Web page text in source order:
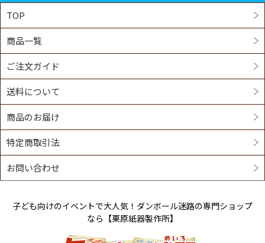
は，その全部または一部を開示しないこともあり，開
します。なお，個人情報の開示に際しては，１件あた
り１，０００円の手数料を申し受けます。
本人または第三者の生命，身体，財産その他の権
利利益を害するおそれがある場合
当社の業務の適正な実施に著しい支障を及ぼすお
それがある場合
その他法令に違反することとなる場合
前項の定めにかかわらず，履歴情報および特性情報な
どの個人情報以外の情報については，原則として開示
いたしません。
第６条（個人情報の訂正および削除）
ユーザーは，当社の保有する自己の個人情報が誤った
情報である場合には，当社が定める手続きにより，当
ができます。
当社は，ユーザーから前項の請求を受けてその請求に
該個人情報の訂正または削除を行い，これをユーザー
TOP
商品一覧
ご注文ガイド
送料について
商品のお届け
特定商取引法
お問い合わせ
子ども向けのイベントで大人気！ダンボール迷路の専門ショップ
なら【栗原紙器製作所】